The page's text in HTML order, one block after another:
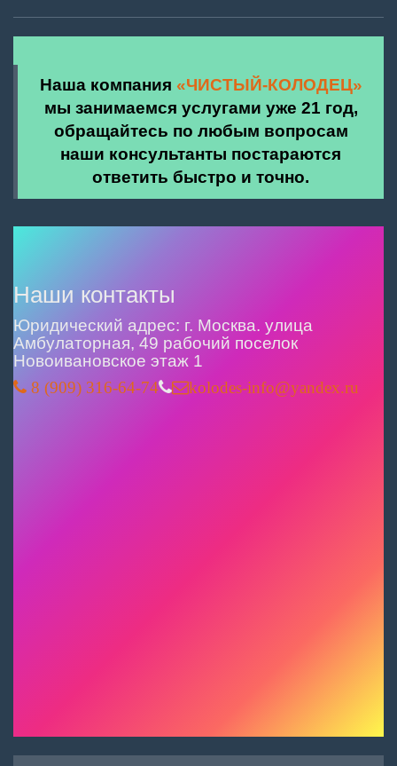
Наша компания «ЧИСТЫЙ-КОЛОДЕЦ»
мы занимаемся услугами уже 21 год,
обращайтесь по любым вопросам
наши консультанты постараются
ответить быстро и точно.
Наши контакты
Юридический адрес: г. Москва. улица
Амбулаторная, 49 рабочий поселок
Новоивановское этаж 1
8 (909) 316-64-74 kolodes-info@yandex.ru